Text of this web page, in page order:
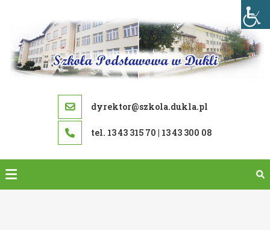
content
dyrektor@szkola.dukla.pl
tel. 13 43 315 70 | 13 43 300 08